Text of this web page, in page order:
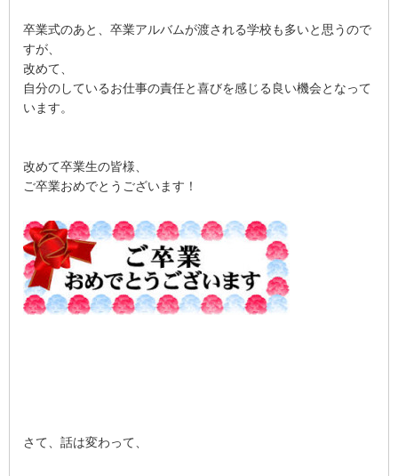
卒業式のあと、卒業アルバムが渡される学校も多いと思うので
すが、
改めて、
自分のしているお仕事の責任と喜びを感じる良い機会となって
います。
改めて卒業生の皆様、
ご卒業おめでとうございます！
さて、話は変わって、